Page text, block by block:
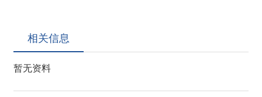
相关信息
暂无资料